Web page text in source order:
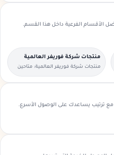
الأقسام الفرعية داخل هذا القسم.
منتجات شركة فوريفر العالمية
منتجات شركة فوريفر العالمية: متاحين
للطلبات العاجلة والحجوزات المسبقة.
ترتيب يساعدك على الوصول الأسرع.